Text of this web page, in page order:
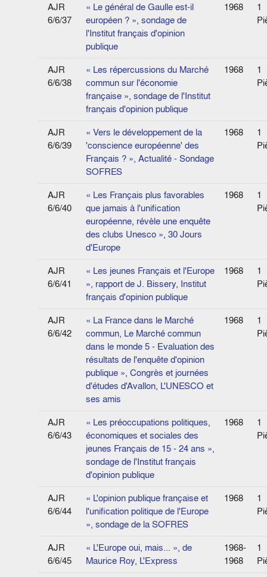
AJR
6/6/37
« Le général de Gaulle est-il
européen ? », sondage de
l'Institut français d'opinion
publique
1968
1
AJR
6/6/38
« Les répercussions du Marché
commun sur l'économie
française », sondage de l'Institut
français d'opinion publique
1968
1
AJR
6/6/39
« Vers le développement de la
'conscience européenne' des
Français ? », Actualité - Sondage
SOFRES
1968
1
AJR
6/6/40
« Les Français plus favorables
que jamais à l'unification
européenne, révèle une enquête
des clubs Unesco », 30 Jours
d'Europe
1968
1
AJR
6/6/41
« Les jeunes Français et l'Europe
», rapport de J. Bissery, Institut
français d'opinion publique
1968
1
AJR
6/6/42
« La France dans le Marché
commun, Le Marché commun
dans le monde 5 - Evaluation des
résultats de l'enquête d'opinion
publique », Congrès et journées
d'études d'Avallon, L'UNESCO et
ses amis
1968
1
AJR
6/6/43
« Les préoccupations politiques,
économiques et sociales des
jeunes Français de 15 - 24 ans »,
sondage de l'Institut français
d'opinion publique
1968
1
AJR
6/6/44
« L'opinion publique française et
l'unification politique de l'Europe
», sondage de la SOFRES
1968
1
AJR
6/6/45
« L'Europe oui, mais... », de
Maurice Roy, L'Express
1968-
1968
1